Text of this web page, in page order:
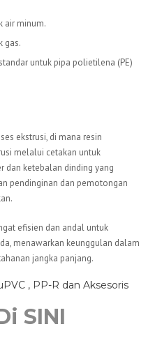
air minum.
gas.
untuk pipa polietilena (PE)
ekstrusi, di mana resin
melalui cetakan untuk
dan ketebalan dinding yang
pendinginan dan pemotongan
efisien dan andal untuk
menawarkan keunggulan dalam
jangka panjang.
, PP-R dan Aksesoris
SINI